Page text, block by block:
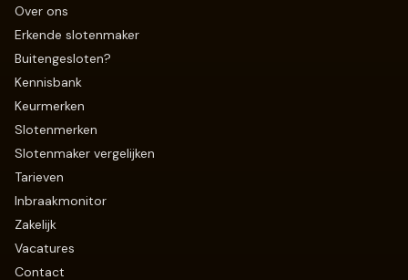
Over ons
Erkende slotenmaker
Buitengesloten?
Kennisbank
Keurmerken
Slotenmerken
Slotenmaker vergelijken
Tarieven
Inbraakmonitor
Zakelijk
Vacatures
Contact